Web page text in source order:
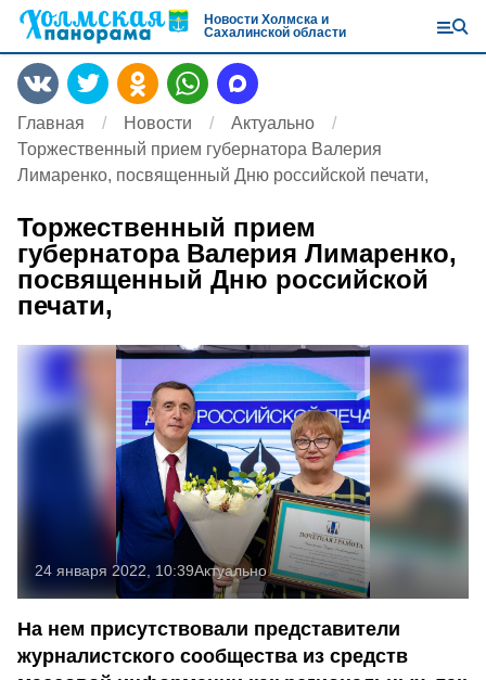
Новости Холмска и
Сахалинской области
Главная Новости
Актуально
Торжественный прием губернатора Валерия
Лимаренко, посвященный Дню российской печати,
Торжественный прием
губернатора Валерия Лимаренко,
посвященный Дню российской
печати,
24 января 2022, 10:39Актуально
На нем присутствовали представители
журналистского сообщества из средств